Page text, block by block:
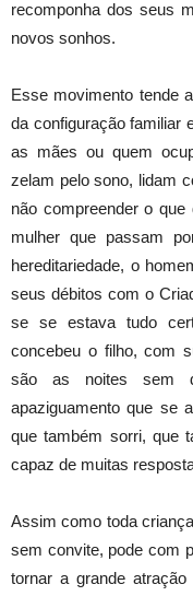
recomponha dos seus
novos sonhos.
Esse movimento tende
da configuração familiar
as mães ou quem
zelam pelo sono, lidam
não compreender o que
mulher que passam
hereditariedade, o
seus débitos com o
se se estava tudo
concebeu o filho, com
são as noites sem
apaziguamento que se
que também sorri, que
capaz de muitas
Assim como toda
sem convite, pode com
tornar a grande